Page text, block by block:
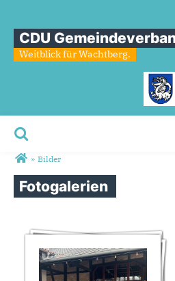
CDU
Weitblick für Wachtberg.
Sie sind hier
» Bilder
Fotogalerien